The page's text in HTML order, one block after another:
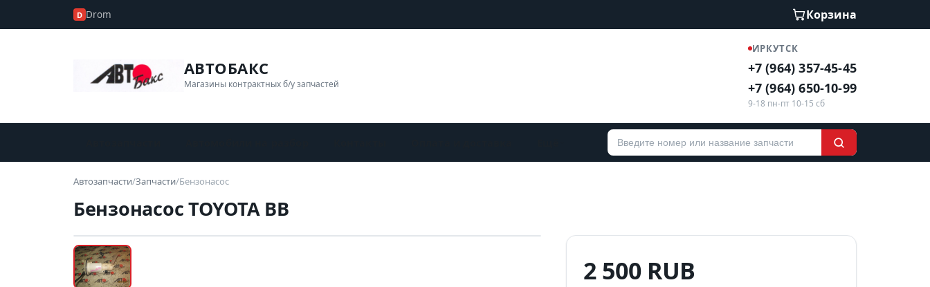
D Drom Корзина
АВТОБАКС
Магазины контрактных б/у запчастей
ИРКУТСК
+7 (964) 357-45-45
+7 (964) 650-10-99
9-18 пн-пт 10-15 сб
Автозапчасти/Запчасти/Бензонасос
Бензонасос TOYOTA BB
Б/У В НАЛИЧИИ 2 500 RUB